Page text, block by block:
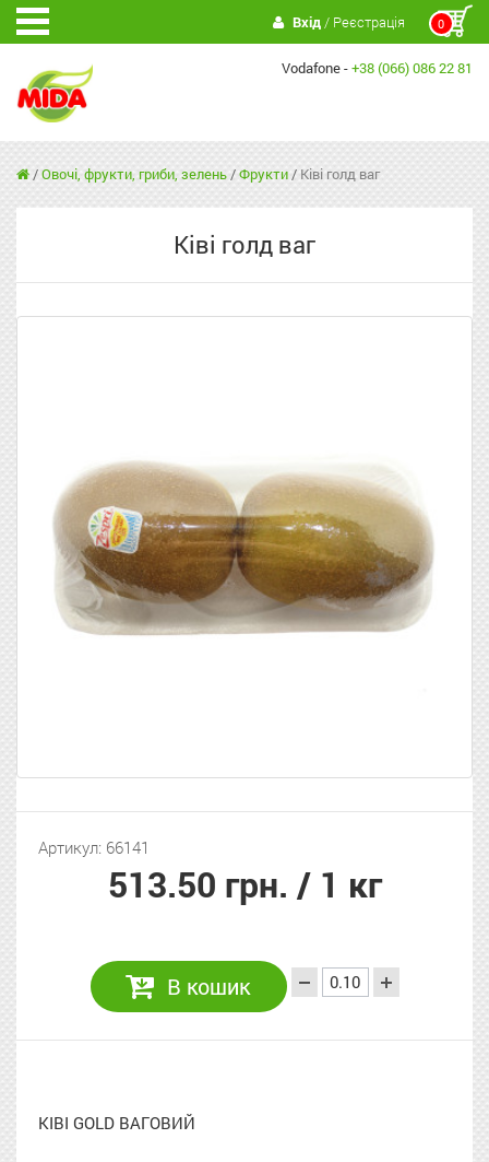
0
Вхід/ Реєстрація
Vodafone -+38 (066) 086 22 81
/Овочі, фрукти, гриби, зелень/Фрукти/ Ківі голд ваг
Ківі голд ваг
Артикул: 66141
513.50 грн. / 1 кг
В кошик
КІВІ GOLD ВАГОВИЙ